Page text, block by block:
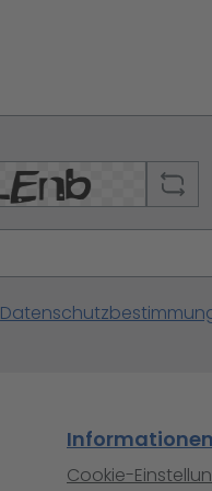
Informationen
Cookie-